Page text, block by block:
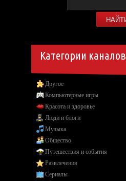
Категории каналов
Другое
Компьютерные игры
Красота и здоровье
Люди и блоги
Музыка
Общество
Путешествия и события
Развлечения
Сериалы